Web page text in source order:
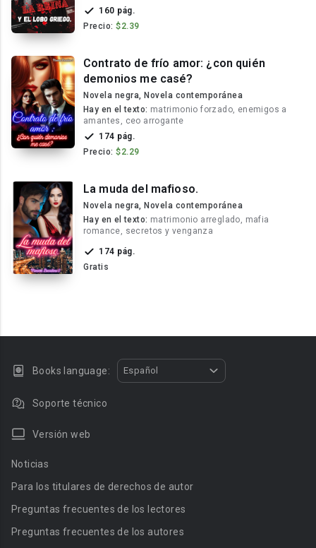
160 pág.
Precio: $2.39
Contrato de frío amor: ¿con quién
demonios me casé?
Novela negra, Novela contemporánea
Hay en el texto: matrimonio forzado, enemigos a
amantes, ceo arrogante
174 pág.
Precio: $2.29
La muda del mafioso.
Novela negra, Novela contemporánea
Hay en el texto: matrimonio arreglado, mafia
romance, secretos y venganza
174 pág.
Gratis
Books language: Español
Soporte técnico
Versión web
Noticias
Para los titulares de derechos de autor
Preguntas frecuentes de los lectores
Preguntas frecuentes de los autores